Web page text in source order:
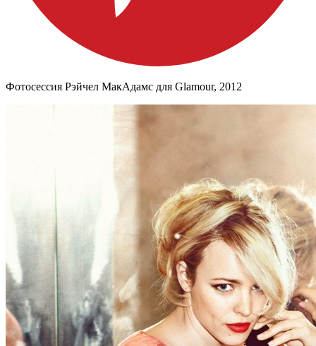
Фотосессия Рэйчел МакАдамс для Glamour, 2012